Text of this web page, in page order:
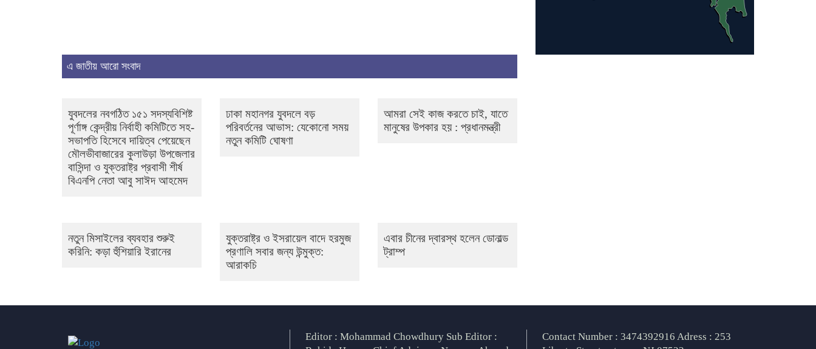
এ জাতীয় আরো সংবাদ
যুবদলের নবগঠিত ১৫১ সদস্যবিশিষ্ট
পূর্ণাঙ্গ কেন্দ্রীয় নির্বাহী কমিটিতে সহ-
সভাপতি হিসেবে দায়িত্ব পেয়েছেন
মৌলভীবাজারের কুলাউড়া উপজেলার
বাসিন্দা ও যুক্তরাষ্ট্র প্রবাসী শীর্ষ
বিএনপি নেতা আবু সাঈদ আহমেদ
ঢাকা মহানগর যুবদলে বড়
পরিবর্তনের আভাস: যেকোনো সময়
নতুন কমিটি ঘোষণা
আমরা সেই কাজ করতে চাই, যাতে
মানুষের উপকার হয় : প্রধানমন্ত্রী
নতুন মিসাইলের ব্যবহার শুরুই
করিনি: কড়া হুঁশিয়ারি ইরানের
যুক্তরাষ্ট্র ও ইসরায়েল বাদে হরমুজ
প্রণালি সবার জন্য উন্মুক্ত:
আরাকচি
এবার চীনের দ্বারস্থ হলেন ডোনাল্ড
ট্রাম্প
Editor : Mohammad Chowdhury Sub Editor :
Contact Number : 3474392916 Adress : 253